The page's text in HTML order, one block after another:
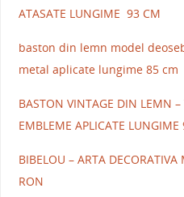
ATASATE LUNGIME 93 CM
baston din lemn model
metal aplicate lungime 85 cm
BASTON VINTAGE DIN LEMN –
EMBLEME APLICATE LUNGIME
BIBELOU – ARTA
RON